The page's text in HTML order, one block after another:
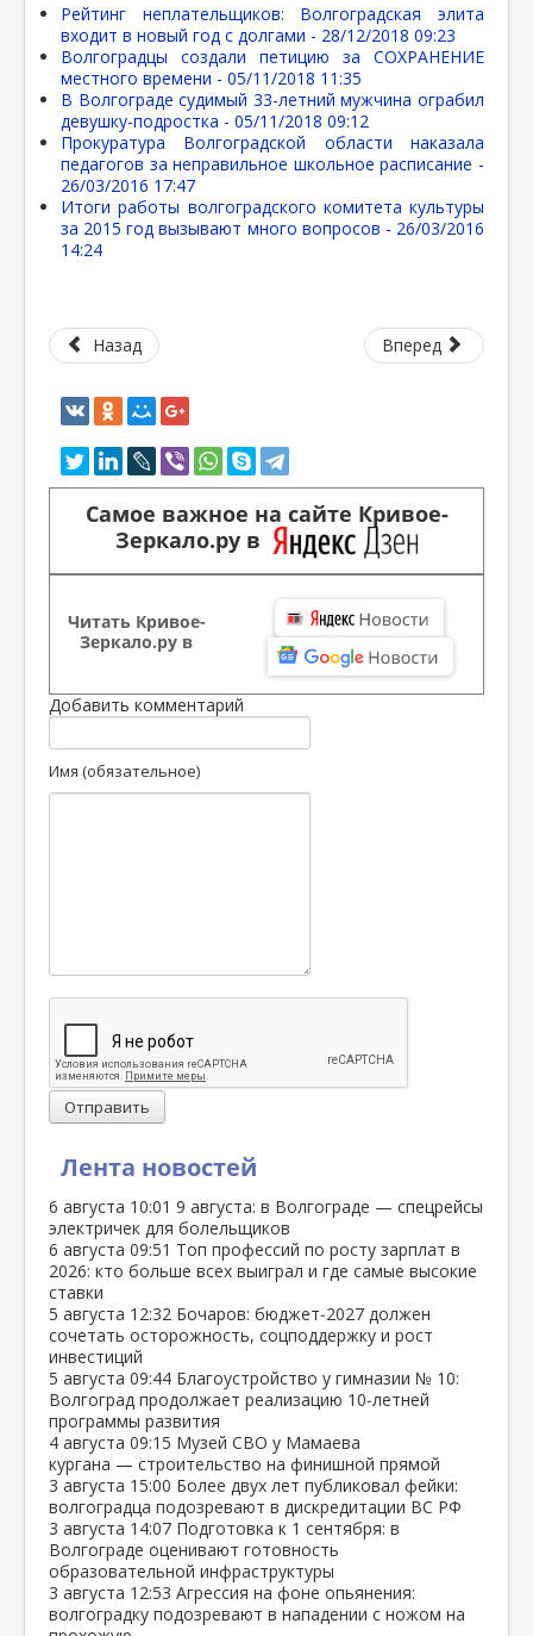
Лента новостей
6 августа 10:01 9 августа: в Волгограде — спецрейсы
электричек для болельщиков
6 августа 09:51 Топ профессий по росту зарплат в
2026: кто больше всех выиграл и где самые высокие
ставки
5 августа 12:32 Бочаров: бюджет‑2027 должен
сочетать осторожность, соцподдержку и рост
инвестиций
5 августа 09:44 Благоустройство у гимназии № 10:
Волгоград продолжает реализацию 10‑летней
программы развития
4 августа 09:15 Музей СВО у Мамаева
кургана — строительство на финишной прямой
3 августа 15:00 Более двух лет публиковал фейки:
волгоградца подозревают в дискредитации ВС РФ
3 августа 14:07 Подготовка к 1 сентября: в
Волгограде оценивают готовность
образовательной инфраструктуры
3 августа 12:53 Агрессия на фоне опьянения:
волгоградку подозревают в нападении с ножом на
Рейтинг неплательщиков: Волгоградская элита
входит в новый год с долгами - 28/12/2018 09:23
Волгоградцы создали петицию за СОХРАНЕНИЕ
местного времени - 05/11/2018 11:35
В Волгограде судимый 33-летний мужчина ограбил
девушку-подростка - 05/11/2018 09:12
Прокуратура Волгоградской области наказала
педагогов за неправильное школьное расписание -
26/03/2016 17:47
Итоги работы волгоградского комитета культуры
за 2015 год вызывают много вопросов - 26/03/2016
14:24
Назад Вперед
Самое важное на сайте Кривое-
Зеркало.ру в
Читать Кривое-
Зеркало.ру в
Добавить комментарий
Имя (обязательное)
Отправить